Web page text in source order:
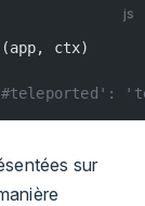
js
(app, ctx)
sur